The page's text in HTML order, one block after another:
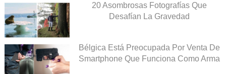
20 Asombrosas Fotografías Que
Desafían La Gravedad
Bélgica Está Preocupada Por Venta De
Smartphone Que Funciona Como Arma